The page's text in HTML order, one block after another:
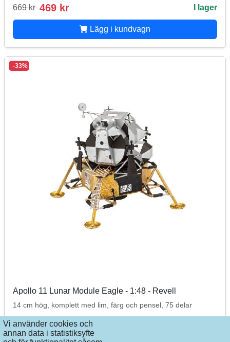
Vi använder cookies och
annan data i statistiksyfte
669 kr 469 kr I lager
Lägg i kundvagn
-33%
Apollo 11 Lunar Module Eagle - 1:48 - Revell
14 cm hög, komplett med lim, färg och pensel, 75 delar
1,119 kr 749 kr